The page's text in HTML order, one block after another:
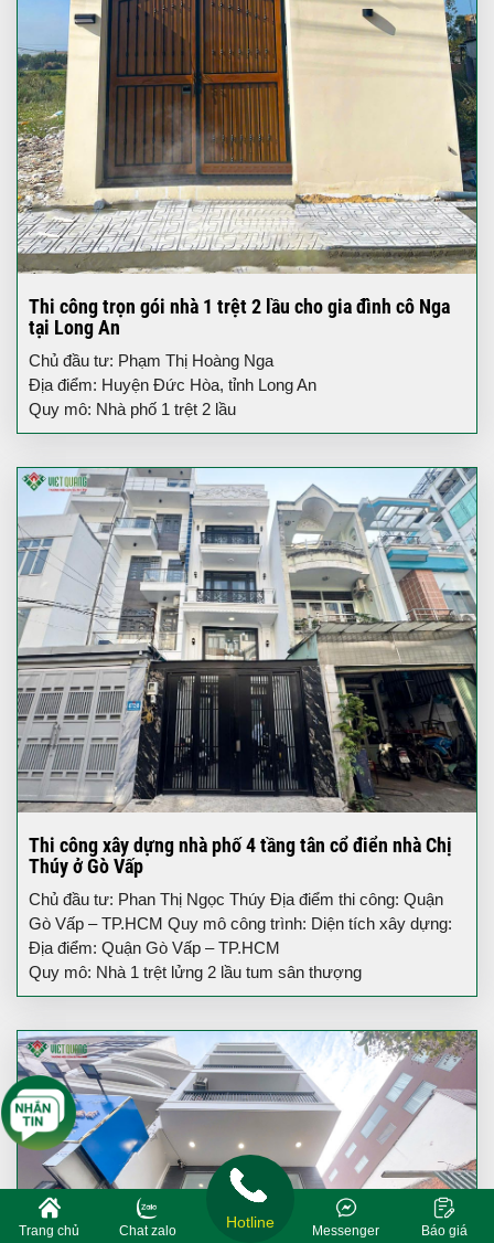
Thi công trọn gói nhà 1 trệt 2 lầu cho gia đình cô Nga
tại Long An
Chủ đầu tư: Phạm Thị Hoàng Nga
Địa điểm: Huyện Đức Hòa, tỉnh Long An
Quy mô: Nhà phố 1 trệt 2 lầu
Thi công xây dựng nhà phố 4 tầng tân cổ điển nhà Chị
Thúy ở Gò Vấp
Chủ đầu tư: Phan Thị Ngọc Thúy Địa điểm thi công: Quận
Gò Vấp – TP.HCM Quy mô công trình: Diện tích xây dựng:
Địa điểm: Quận Gò Vấp – TP.HCM
Quy mô: Nhà 1 trệt lửng 2 lầu tum sân thượng
Trang chủ Chat zalo Báo giá
Messenger
Hotline